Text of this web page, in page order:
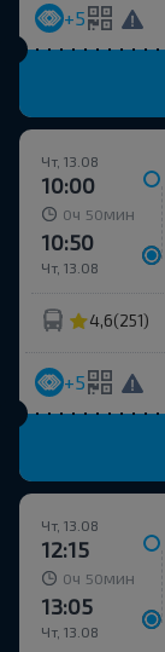
+5
Чт, 13.08
10:00
0ч 50 мин
Чт, 13.08
10:50
4,6(251)
+5
Чт, 13.08
12:15
0ч 50 мин
Чт, 13.08
13:05